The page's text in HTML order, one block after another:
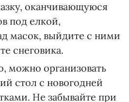
оканчивающуюся
под елкой,
масок, выйдите с ними
снеговика.
можно организовать
стол с новогодней
Не забывайте при